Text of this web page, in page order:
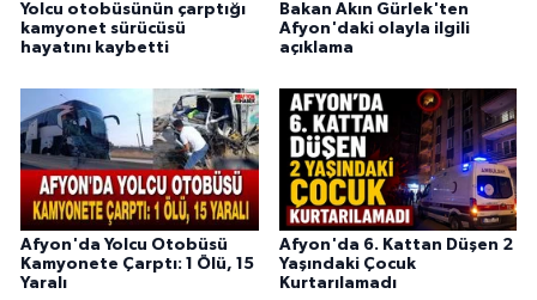
Yolcu otobüsünün çarptığı
kamyonet sürücüsü
hayatını kaybetti
Bakan Akın Gürlek'ten
Afyon'daki olayla ilgili
açıklama
Afyon'da Yolcu Otobüsü
Kamyonete Çarptı: 1 Ölü, 15
Yaralı
Afyon'da 6. Kattan Düşen 2
Yaşındaki Çocuk
Kurtarılamadı